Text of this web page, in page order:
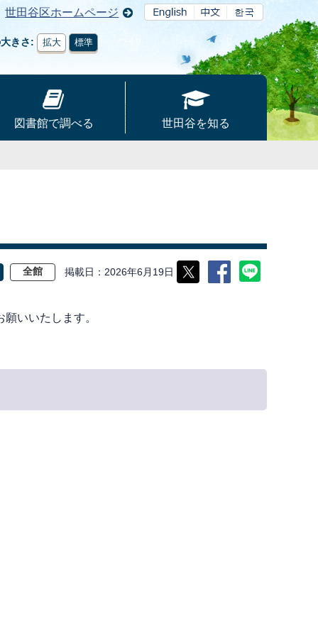
世田谷区ホームページ
きさ 拡大 標準
図書館で調べる 世田谷を知る
全館 掲載日 2026年6月19日
いいたします。